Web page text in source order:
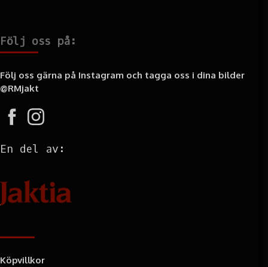
Följ oss på:
Följ oss gärna på Instagram och tagga oss i dina bilder
@RMjakt
En del av:
Köpvillkor